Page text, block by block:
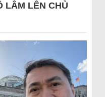
LÂM LÊN CHỦ